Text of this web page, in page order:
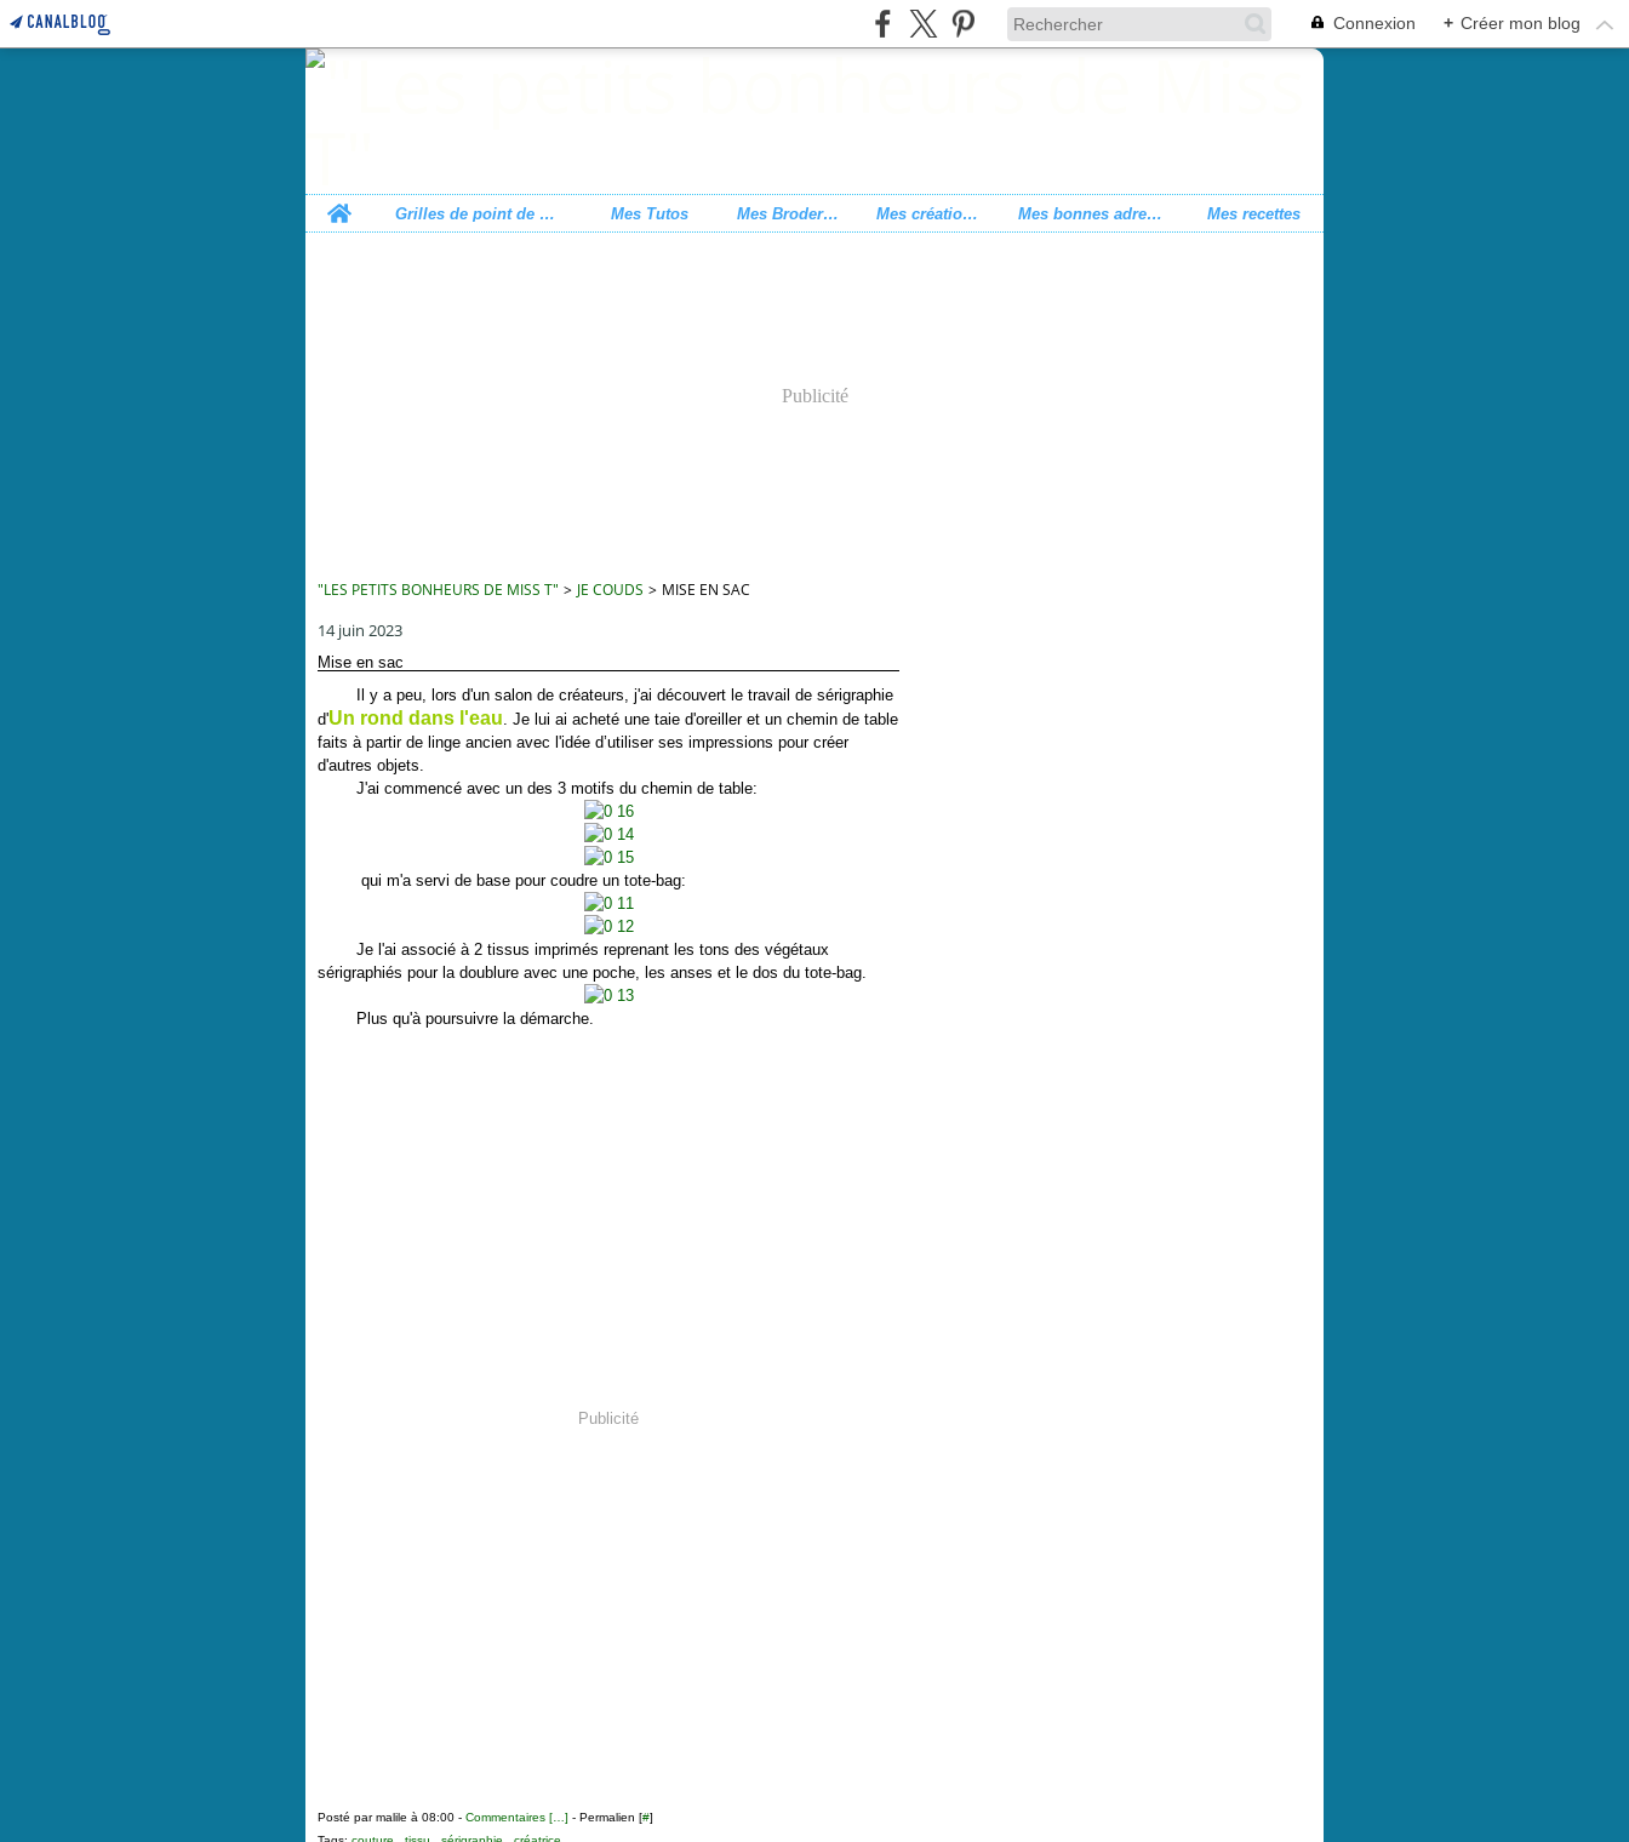
Connexion + Créer mon blog
Home
Grilles de point de croix Mes Tutos Mes Broderies Mes créations Mes bonnes adresses Mes recettes
Publicité
"LES PETITS BONHEURS DE MISS T" > JE COUDS > MISE EN SAC
14 juin 2023
Mise en sac
Il y a peu, lors d'un salon de créateurs, j'ai découvert le travail de sérigraphie
d'Un rond dans l'eau. Je lui ai acheté une taie d'oreiller et un chemin de table
faits à partir de linge ancien avec l'idée d’utiliser ses impressions pour créer
d'autres objets.
J'ai commencé avec un des 3 motifs du chemin de table:
qui m'a servi de base pour coudre un tote-bag:
Je l'ai associé à 2 tissus imprimés reprenant les tons des végétaux
sérigraphiés pour la doublure avec une poche, les anses et le dos du tote-bag.
Plus qu'à poursuivre la démarche.
Publicité
Posté par malile à 08:00 - Commentaires [ ] - Permalien [#]